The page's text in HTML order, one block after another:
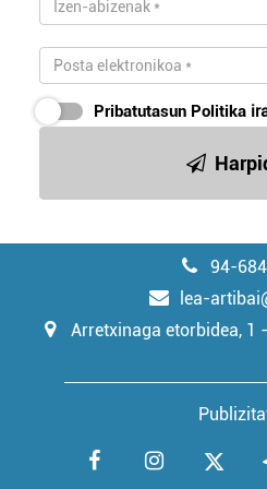
Pribatutasun Politika
94-
lea-
Arretxinaga etorbidea, 1